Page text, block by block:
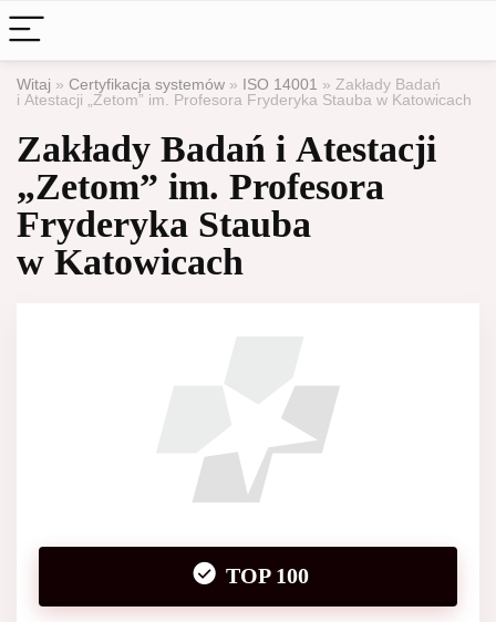
Witaj » Certyfikacja systemów » ISO 14001 » Zakłady Badań
i Atestacji „Zetom” im. Profesora Fryderyka Stauba w Katowicach
Zakłady Badań i Atestacji
„Zetom” im. Profesora
Fryderyka Stauba
w Katowicach
TOP 100